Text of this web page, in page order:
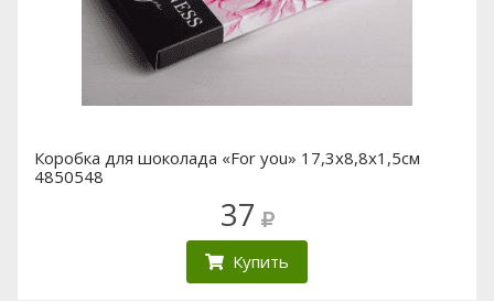
Коробка для шоколада «For you» 17,3х8,8х1,5см
4850548
37
Купить